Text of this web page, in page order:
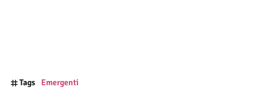
Tags Emergenti